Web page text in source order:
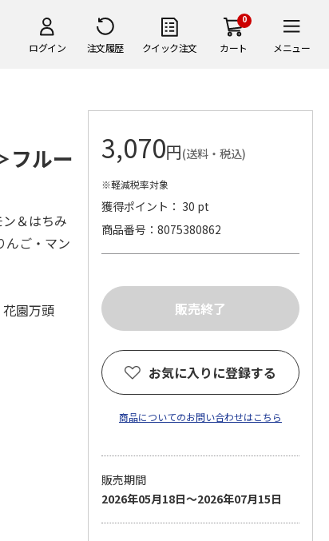
ログイン 注文履歴 クイック注文
0
カート メニュー
フルー
＆はちみ
ご・マン
園万頭
3,070円(送料・税込)
※軽減税率対象
獲得ポイント： 30 pt
商品番号
8075380862
お気に入りに登録する
商品についてのお問い合わせはこちら
販売期間
2026年05月18日～2026年07月15日